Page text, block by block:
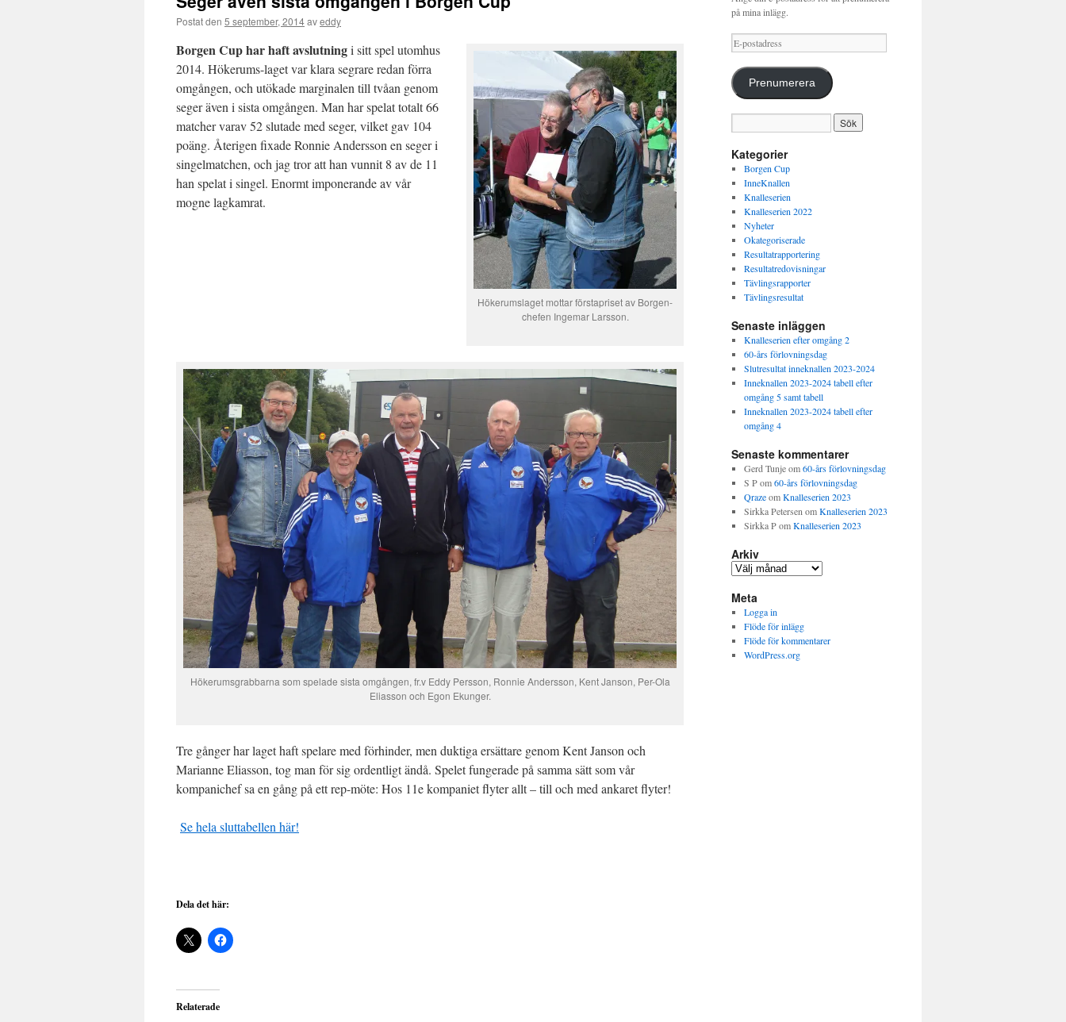
Postat den 5 september, 2014aveddy
Hökerumslaget mottar förstapriset av Borgen-
chefen Ingemar Larsson.
Borgen Cup har haft avslutningi sitt spel utomhus
2014. Hökerums-laget var klara segrare redan förra
omgången, och utökade marginalen till tvåan genom
seger även i sista omgången. Man har spelat totalt 66
matcher varav 52 slutade med seger, vilket gav 104
poäng. Återigen fixade Ronnie Andersson en seger i
singelmatchen, och jag tror att han vunnit 8 av de 11
han spelat i singel. Enormt imponerande av vår
mogne lagkamrat.
Hökerumsgrabbarna som spelade sista omgången, fr.v Eddy Persson, Ronnie Andersson, Kent Janson, Per-Ola
Eliasson och Egon Ekunger.
Tre gånger har laget haft spelare med förhinder, men duktiga ersättare genom Kent Janson och
Marianne Eliasson, tog man för sig ordentligt ändå. Spelet fungerade på samma sätt som vår
kompanichef sa en gång på ett rep-möte: Hos 11e kompaniet flyter allt – till och med ankaret flyter!
Se hela sluttabellen här!
Dela det här:
Relaterade
på mina inlägg.
E-
postadress
Prenumerera
Kategorier
Borgen Cup
InneKnallen
Knalleserien
Knalleserien 2022
Nyheter
Okategoriserade
Resultatrapportering
Resultatredovisningar
Tävlingsrapporter
Tävlingsresultat
Senaste inläggen
Knalleserien efter omgång 2
60-års förlovningsdag
Slutresultat inneknallen 2023-2024
Inneknallen 2023-2024 tabell efter
omgång 5 samt tabell
Inneknallen 2023-2024 tabell efter
omgång 4
Senaste kommentarer
Gerd Tunjeom60-års förlovningsdag
S Pom60-års förlovningsdag
QrazeomKnalleserien 2023
Sirkka Petersen omKnalleserien 2023
Sirkka PomKnalleserien 2023
Arkiv
Arkiv
Meta
Logga in
Flöde för inlägg
Flöde för kommentarer
WordPress.org